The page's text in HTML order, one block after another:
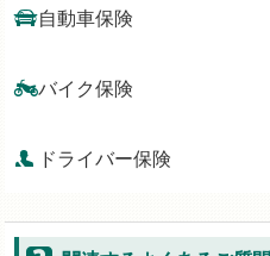
自動車保険
バイク保険
ドライバー保険